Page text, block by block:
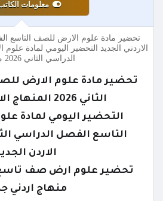
معلومات
الاردني الجديد التحضير اليومي لمادة
الدراسي الثاني 2026 منهاج
تحضير مادة علوم الارض
الثاني 2026 المنهاج الاردني الجديد
التحضير اليومي لمادة
الاردن
منهاج اردني